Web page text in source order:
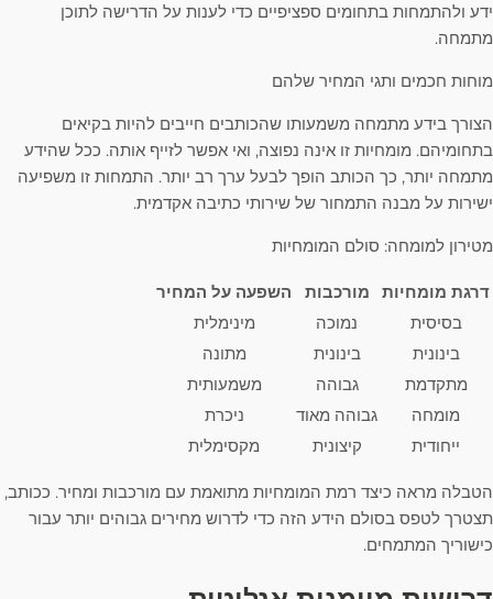
ידע ולהתמחות בתחומים ספציפיים כדי לענות על הדרישה לתוכן
מתמחה.
מוחות חכמים ותגי המחיר שלהם
הצורך בידע מתמחה משמעותו שהכותבים חייבים להיות בקיאים
בתחומיהם. מומחיות זו אינה נפוצה, ואי אפשר לזייף אותה. ככל שהידע
מתמחה יותר, כך הכותב הופך לבעל ערך רב יותר. התמחות זו משפיעה
ישירות על מבנה התמחור של שירותי כתיבה אקדמית.
מטירון למומחה: סולם המומחיות
דרגת מומחיות מורכבות
השפעה על המחיר
בסיסית
נמוכה
מינימלית
בינונית
בינונית
מתונה
מתקדמת
גבוהה
משמעותית
מומחה
גבוהה מאוד
ניכרת
ייחודית
קיצונית מקסימלית
הטבלה מראה כיצד רמת המומחיות מתואמת עם מורכבות ומחיר. ככותב,
תצטרך לטפס בסולם הידע הזה כדי לדרוש מחירים גבוהים יותר עבור
כישוריך המתמחים.